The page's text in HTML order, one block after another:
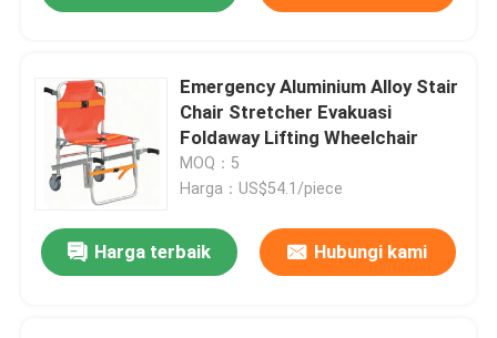
Emergency Aluminium Alloy Stair
Chair Stretcher Evakuasi
Foldaway Lifting Wheelchair
MOQ：5
Harga：US$54.1/piece
Harga terbaik Hubungi kami